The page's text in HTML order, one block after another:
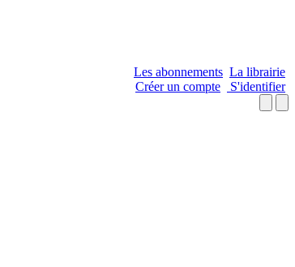
Les abonnements La librairie
Créer un compte
S'identifier